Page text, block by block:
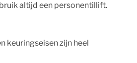
altijd een personentillift.
keuringseisen zijn heel